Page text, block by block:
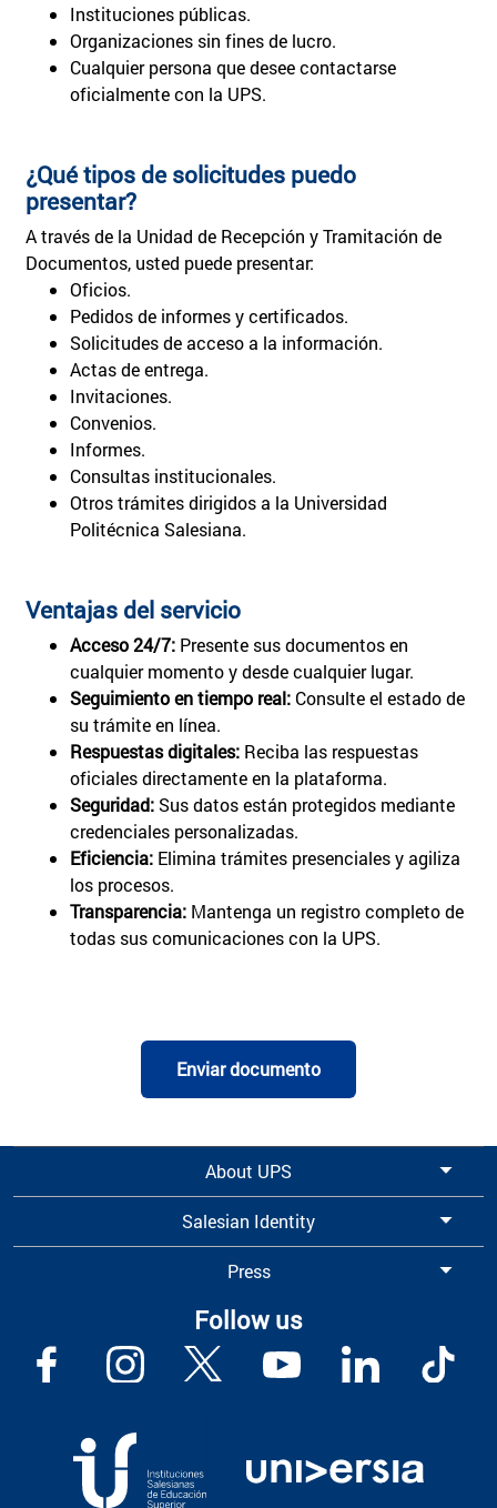
Instituciones públicas.
Organizaciones sin fines de lucro.
Cualquier persona que desee contactarse
oficialmente con la UPS.
¿Qué tipos de solicitudes puedo
presentar?
A través de la Unidad de Recepción y Tramitación de
Documentos, usted puede presentar:
Oficios.
Pedidos de informes y certificados.
Solicitudes de acceso a la información.
Actas de entrega.
Invitaciones.
Convenios.
Informes.
Consultas institucionales.
Otros trámites dirigidos a la Universidad
Politécnica Salesiana.
Ventajas del servicio
Acceso 24/7:Presente sus documentos en
cualquier momento y desde cualquier lugar.
Seguimiento en tiempo real:Consulte el estado de
su trámite en línea.
Respuestas digitales:Reciba las respuestas
oficiales directamente en la plataforma.
Seguridad:Sus datos están protegidos mediante
credenciales personalizadas.
Eficiencia:Elimina trámites presenciales y agiliza
los procesos.
Transparencia:Mantenga un registro completo de
todas sus comunicaciones con la UPS.
Enviar documento
About UPS
Salesian Identity
Press
Follow us